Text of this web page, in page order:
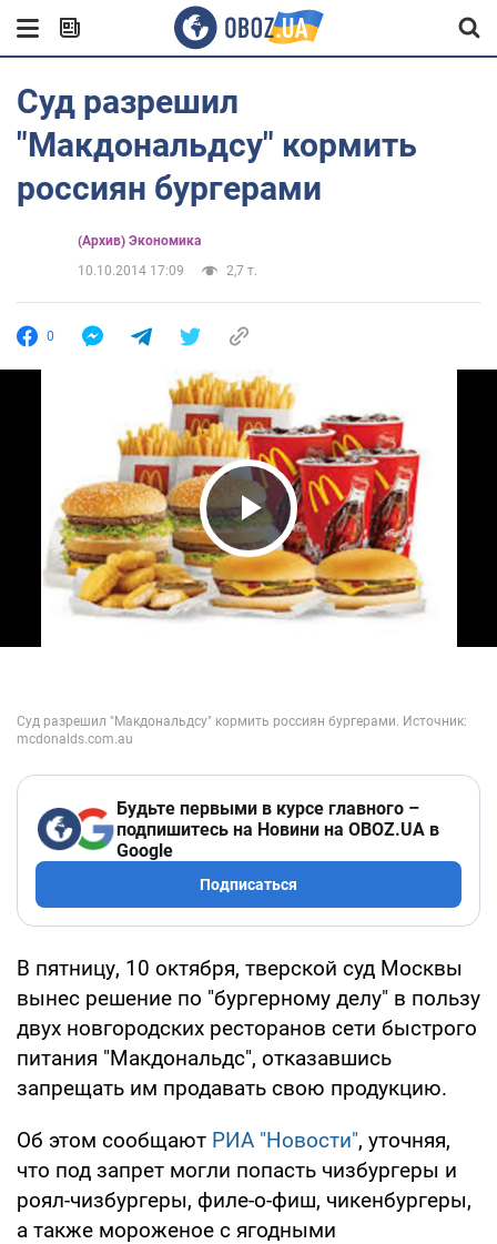
Суд разрешил
"Макдональдсу" кормить
россиян бургерами
(Архив) Экономика
10.10.2014 17:09
2,7 т.
0
Play Video
Будьте первыми в курсе главного –
подпишитесь на Новини на OBOZ.UA в
Google
Подписаться
В пятницу, 10 октября, тверской суд Москвы
вынес решение по "бургерному делу" в пользу
двух новгородских ресторанов сети быстрого
питания "Макдональдс", отказавшись
запрещать им продавать свою продукцию.
Об этом сообщают РИА "Новости", уточняя,
что под запрет могли попасть чизбургеры и
роял-чизбургеры, филе-о-фиш, чикенбургеры,
а также мороженое с ягодными